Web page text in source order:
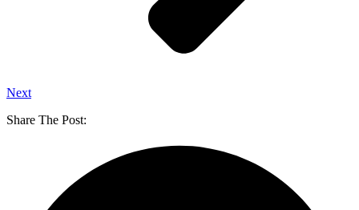
Next
Share The Post: